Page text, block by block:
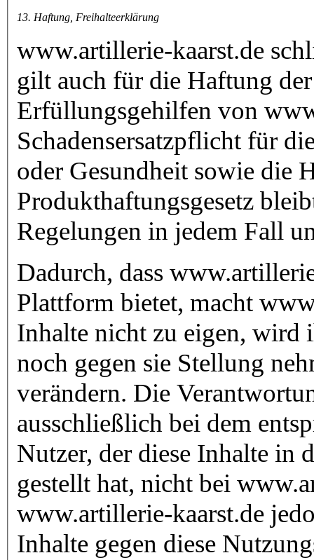
13. Haftung, Freihalteerklärung
www.artillerie-kaarst.de
gilt auch für die Haftung
Erfüllungsgehilfen von
Schadensersatzpflicht für
oder Gesundheit sowie die
Produkthaftungsgesetz
Regelungen in jedem Fall
Dadurch, dass
Plattform bietet, macht
Inhalte nicht zu eigen, wird
noch gegen sie Stellung
verändern. Die
ausschließlich bei dem
Nutzer, der diese Inhalte in
gestellt hat, nicht bei
www.artillerie-kaarst.de
Inhalte gegen diese